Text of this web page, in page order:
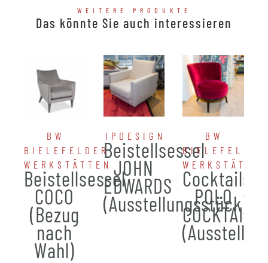
WEITERE PRODUKTE
Das könnte Sie auch interessieren
BW
BIELEFELDER
WERKSTÄTTEN
Beistellsessel
COCO
(Bezug
nach
Wahl)
IPDESIGN
Beistellsessel
JOHN
EDWARDS
(Ausstellungsstück)
BW
BIELEFELDER
POLO
COCKTAIL